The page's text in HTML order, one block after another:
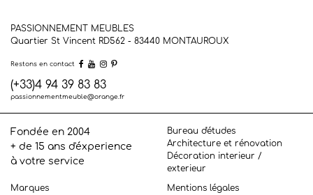
PASSIONNEMENT MEUBLES
Quartier St Vincent RD562 - 83440 MONTAUROUX
Restons en contact
(+33)4 94 39 83 83
passionnementmeuble@orange.fr
Fondée en 2004
+ de 15 ans d'éxperience
à votre service
Bureau d'études
Architecture et rénovation
Décoration interieur /
exterieur
Marques
Mentions légales